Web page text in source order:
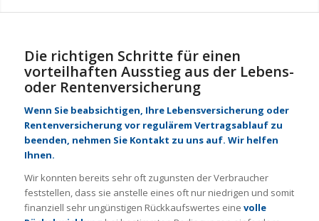
Die richtigen Schritte für einen
vorteilhaften Ausstieg aus der Lebens-
oder Rentenversicherung
Wenn Sie beabsichtigen, Ihre Lebensversicherung oder
Rentenversicherung vor regulärem Vertragsablauf zu
beenden, nehmen Sie Kontakt zu uns auf. Wir helfen
Ihnen.
Wir konnten bereits sehr oft zugunsten der Verbraucher
feststellen, dass sie anstelle eines oft nur niedrigen und somit
finanziell sehr ungünstigen Rückkaufswertes eine volle